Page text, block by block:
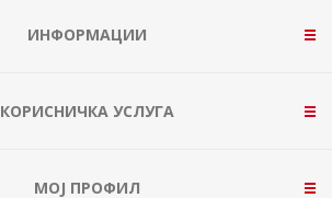
ИНФОРМАЦИИ
КОРИСНИЧКА УСЛУГА
МОЈ ПРОФИЛ